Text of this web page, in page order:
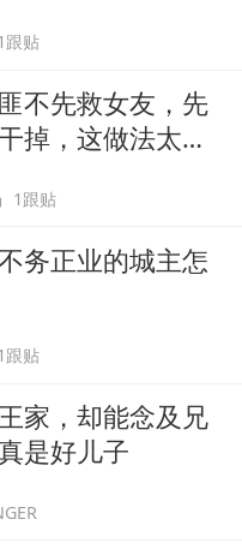
跟贴
不先救女友，先
掉，这做法太反
1跟贴
务正业的城主怎
跟贴
家，却能念及兄
是好儿子